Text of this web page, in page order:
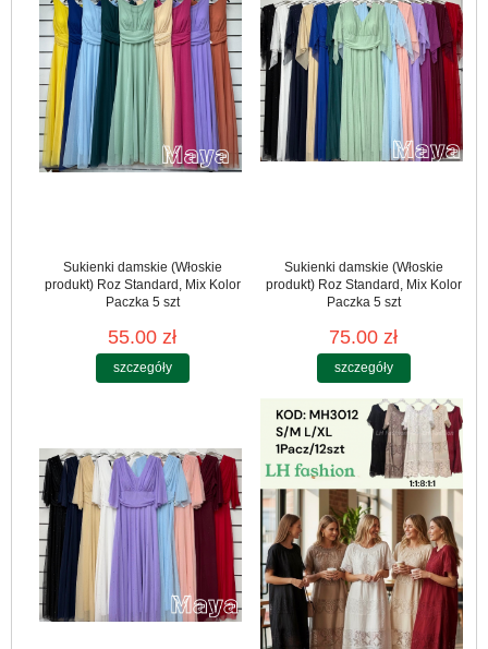
Sukienki damskie (Włoskie
produkt) Roz Standard, Mix Kolor
Paczka 5 szt
55.00 zł
szczegóły
Sukienki damskie (Włoskie
produkt) Roz Standard, Mix Kolor
Paczka 5 szt
75.00 zł
szczegóły